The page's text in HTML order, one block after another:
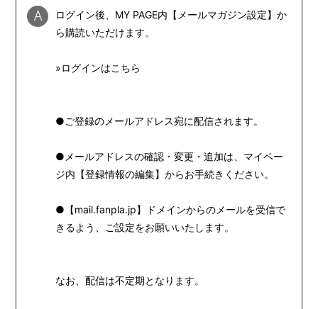
INFORMATION
A
ログイン後、MY PAGE内【メールマガジン設定】か
ら購読いただけます。
»ログインはこちら
●ご登録のメールアドレス宛に配信されます。
●メールアドレスの確認・変更・追加は、マイペー
ジ内【登録情報の編集】からお手続きください。
●【mail.fanpla.jp】ドメインからのメールを受信で
きるよう、ご設定をお願いいたします。
なお、配信は不定期となります。